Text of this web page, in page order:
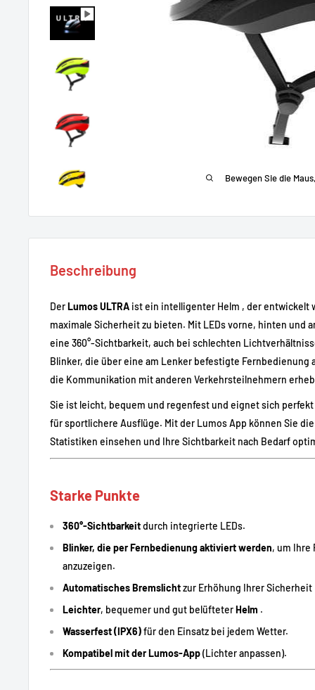
Bewegen Sie die
Beschreibung
DerLumos ULTRA ist ein intelligenter Helm , der entwickelt
maximale Sicherheit zu bieten. Mit LEDs vorne, hinten und
eine 360°-Sichtbarkeit, auch bei schlechten
Blinker, die über eine am Lenker befestigte Fernbedienung
die Kommunikation mit anderen Verkehrsteilnehmern
Sie ist leicht, bequem und regenfest und eignet sich
für sportlichere Ausflüge. Mit der Lumos App können Sie
Statistiken einsehen und Ihre Sichtbarkeit nach Bedarf
Starke Punkte
360°-Sichtbarkeitdurch integrierte LEDs.
Blinker, die per Fernbedienung aktiviert werden, um Ihre
anzuzeigen.
Automatisches Bremslichtzur Erhöhung Ihrer Sicherheit
Leichter, bequemer und gut belüfteterHelm .
Wasserfest (IPX6)für den Einsatz bei jedem Wetter.
Kompatibel mit der Lumos-App(Lichter anpassen).